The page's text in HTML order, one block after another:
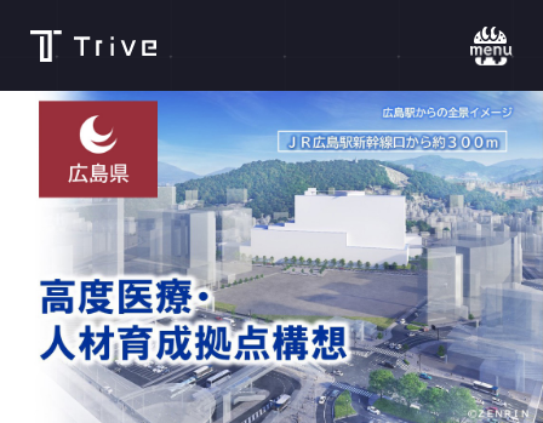
WORK
RECRUIT
CONTACT
PRIVACY